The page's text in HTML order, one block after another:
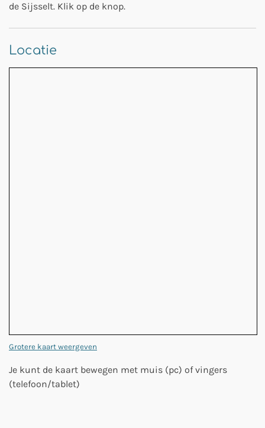
de Sijsselt. Klik op de knop.
Locatie
Grotere kaart weergeven
Je kunt de kaart bewegen met muis (pc) of vingers
(telefoon/tablet)